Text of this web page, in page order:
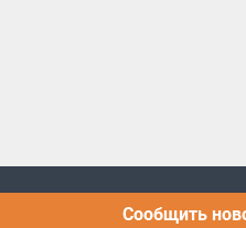
Сообщить